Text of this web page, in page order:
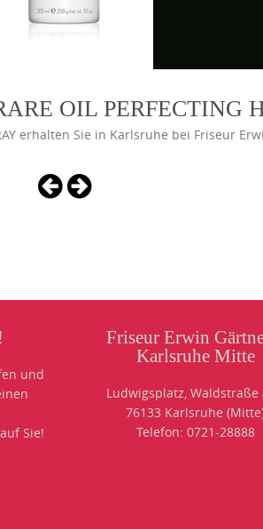
OIL PERFECTING
erhalten Sie in Karlsruhe bei Friseur
und
Sie!
Friseur Erwin
Karlsruhe Mitte
Ludwigsplatz, Waldstraße
76133 Karlsruhe
Telefon: 0721-28888